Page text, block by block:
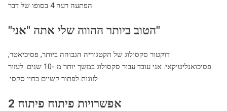
הפתעה רעה 4 בסופו של דבר
"הטוב ביותר ההווה שלי אתה "אני"
דוקטור סקסולוג של הקטגוריה הגבוהה ביותר, פסיכיאטר,
פסיכואנליטיקאי. אני עובד עבור סקסולוג במשך יותר מ -10 שנים. לעזור
לזוגות לפתור קשיים בחיי סקסי.
אפשרויות פיתוח פיתוח 2